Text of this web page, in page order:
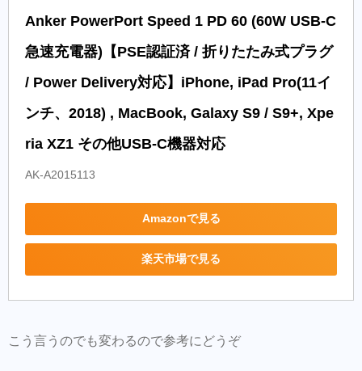
Anker PowerPort Speed 1 PD 60 (60W USB-C
急速充電器)【PSE認証済 / 折りたたみ式プラグ
/ Power Delivery対応】iPhone, iPad Pro(11イ
ンチ、2018) , MacBook, Galaxy S9 / S9+, Xpe
ria XZ1 その他USB-C機器対応
AK-A2015113
Amazonで見る
楽天市場で見る
こう言うのでも変わるので参考にどうぞ